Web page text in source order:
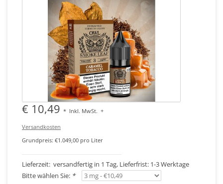
€ 10,49 * Inkl. MwSt. +
Versandkosten
Grundpreis: €1.049,00 pro Liter
Lieferzeit: versandfertig in 1 Tag, Lieferfrist: 1-3 Werktage
Bitte wählen Sie: *